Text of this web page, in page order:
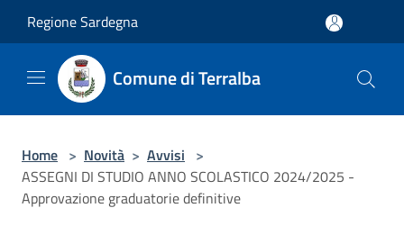
Regione Sardegna
Comune di Terralba
Home > Novità > Avvisi >
ASSEGNI DI STUDIO ANNO SCOLASTICO 2024/2025 -
Approvazione graduatorie definitive